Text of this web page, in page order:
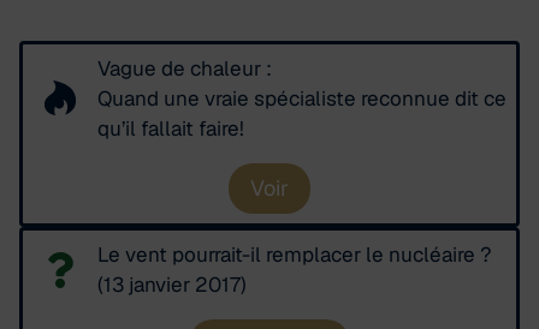
Vague de chaleur :
Quand une vraie spécialiste reconnue dit ce
qu’il fallait faire!
Voir
Le vent pourrait-il remplacer le nucléaire ?
(13 janvier 2017)